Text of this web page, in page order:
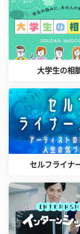
大学生の相
セルフライナ